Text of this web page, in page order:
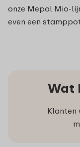
onze Mepal Mio-
even een
Wat
Klanten